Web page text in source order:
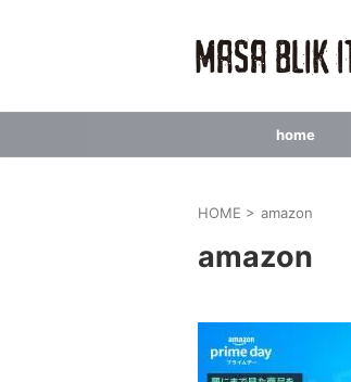
home
HOME > amazon
amazon